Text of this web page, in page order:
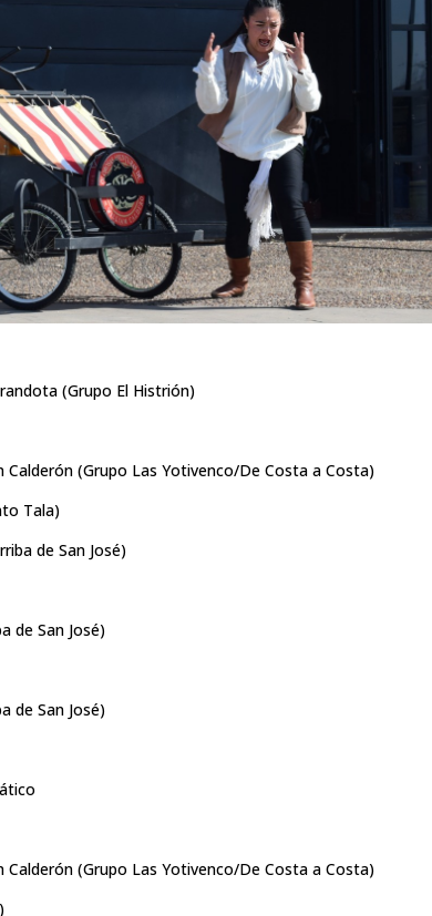
(Grupo El Histrión)
(Grupo Las Yotivenco/De Costa a Costa)
Tala)
de San José)
de San José)
de San José)
(Grupo Las Yotivenco/De Costa a Costa)